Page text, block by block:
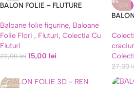
BALON FOLIE – FLUTURE
100×74 CM
Baloane folie figurine, Baloane
Folie Flori , Fluturi, Colectia Cu
Fluturi
22,00lei 15,00 lei
-33%
27,00